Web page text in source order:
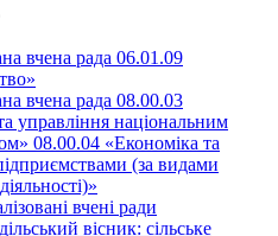
вчена рада 06.01.09
вчена рада 08.00.03
управління національним
08.00.04 «Економіка та
(за видами
вчені ради
вісник: сільське